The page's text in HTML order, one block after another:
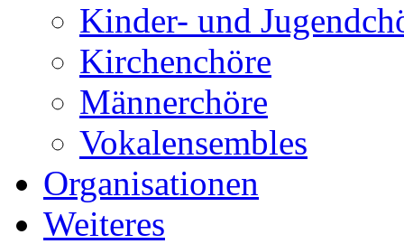
Kinder- und
Kirchenchöre
Männerchöre
Vokalensembles
Organisationen
Weiteres